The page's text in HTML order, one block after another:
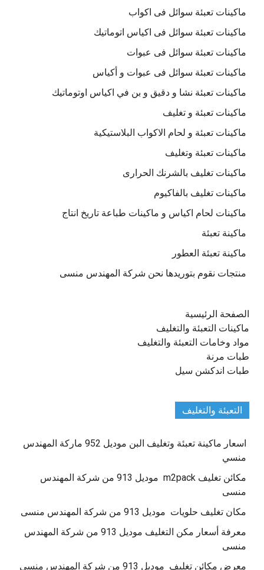
ماكينات تعبئة سوائل فى اكواب
ماكينات تعبئة سوائل فى اكياس اتوماتيك
ماكينات تعبئة سوائل فى عبوات
ماكينات تعبئة سوائل فى عبوات و أكياس
ماكينات تعبئة نشا و دقيق و بن في اكياس اوتوماتيك
ماكينات تعبئة و تغليف
ماكينات تعبئة و لحام الاكواب البلاستيكية
ماكينات تعبئة وتغليف
ماكينات تغليف بالشرنك الحرارى
ماكينات تغليف بالفاكيوم
ماكينات لحام اكياس و ماكينات طباعة تاريخ انتاج
ماكينة تعبئة
ماكينة تعبئة العطور
منتجات نقوم بتوريدها نحن شركة المهندس منسى
الصفحة الرئيسية
ماكينات التعبئة والتغليف
مواد وخامات التعبئة والتغليف
طبات مرنة
طبات اندكشن سيل
التعبئة والتغليف
اسعار ماكينة تعبئة وتغليف البن موديل 952 ماركة المهندس
منسي
مكائن تغليف m2pack موديل 913 من شركة المهندس
منسى
مكان تغليف حلويات موديل 913 من شركة المهندس منسى
معرفة أسعار مكن التغليف موديل 913 من شركة المهندس
منسى
معرض مكائن تغليف موديل 913 من شركة المهندس منسى